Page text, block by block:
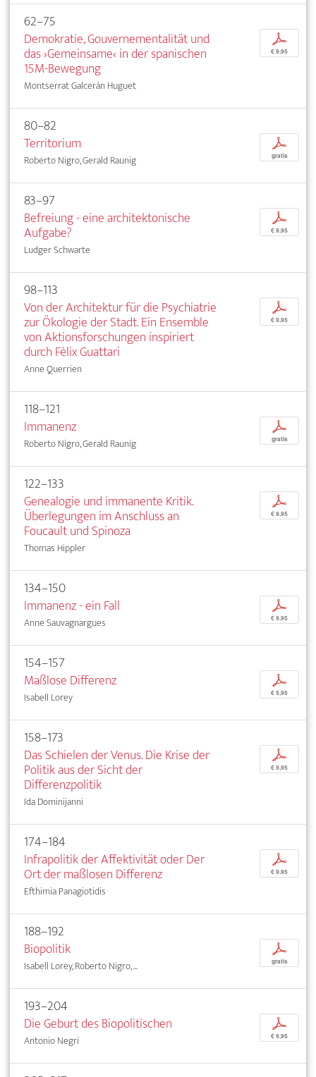
62–75
Demokratie, Gouvernementalität und
das ›Gemeinsame‹ in der spanischen
15M-Bewegung
Montserrat Galcerán Huguet
p
€ 9,95
80–82
Territorium
Roberto Nigro, Gerald Raunig
p
gratis
83–97
Befreiung - eine architektonische
Aufgabe?
Ludger Schwarte
p
€ 9,95
98–113
Von der Architektur für die Psychiatrie
zur Ökologie der Stadt. Ein Ensemble
von Aktionsforschungen inspiriert
durch Félix Guattari
Anne Querrien
p
€ 9,95
118–121
Immanenz
Roberto Nigro, Gerald Raunig
p
gratis
122–133
Genealogie und immanente Kritik.
Überlegungen im Anschluss an
Foucault und Spinoza
Thomas Hippler
p
€ 9,95
134–150
Immanenz - ein Fall
Anne Sauvagnargues
p
€ 9,95
154–157
Maßlose Differenz
Isabell Lorey
p
€ 5,95
158–173
Das Schielen der Venus. Die Krise der
Politik aus der Sicht der
Differenzpolitik
Ida Dominijanni
p
€ 9,95
174–184
Infrapolitik der Affektivität oder Der
Ort der maßlosen Differenz
Efthimia Panagiotidis
p
€ 9,95
188–192
Biopolitik
Isabell Lorey, Roberto Nigro, ...
p
gratis
193–204
Die Geburt des Biopolitischen
Antonio Negri
p
€ 9,95